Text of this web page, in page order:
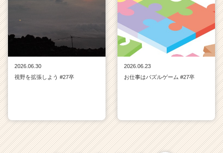
2026.06.30
視野を拡張しよう #27卒
2026.06.23
お仕事はパズルゲーム #27卒